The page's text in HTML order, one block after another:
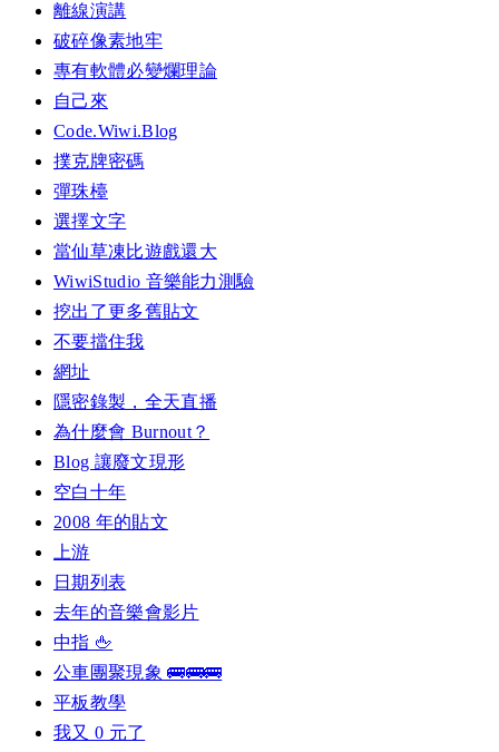
離線演講
破碎像素地牢
專有軟體必變爛理論
自己來
Code.Wiwi.Blog
撲克牌密碼
彈珠檯
選擇文字
當仙草凍比遊戲還大
WiwiStudio 音樂能力測驗
挖出了更多舊貼文
不要擋住我
網址
隱密錄製，全天直播
為什麼會 Burnout？
Blog 讓廢文現形
空白十年
2008 年的貼文
上游
日期列表
去年的音樂會影片
中指 🖕
公車團聚現象 🚌🚌🚌
平板教學
我又 0 元了